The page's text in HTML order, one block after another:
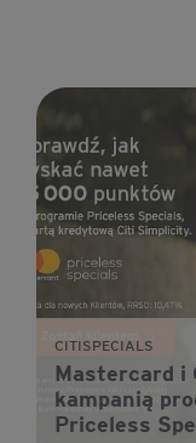
CITISPECIALS
Mastercard i
kampanią
Priceless